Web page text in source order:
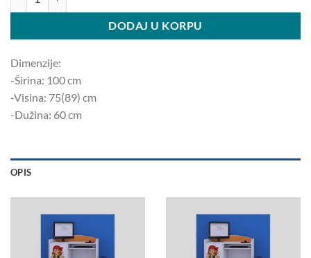
DODAJ U KORPU
Dimenzije:
-Širina: 100 ​​cm
-Visina: 75(89) cm
-Dužina: 60 cm
OPIS